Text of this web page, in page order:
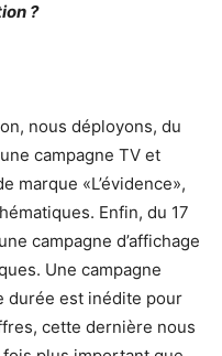
?
nous déployons, du
campagne TV et
marque «L’évidence»,
Enfin, du 17
campagne d’affichage
Une campagne
durée est inédite pour
cette dernière nous